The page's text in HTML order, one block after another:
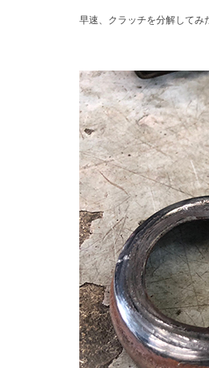
早速、クラッチを分解してみ